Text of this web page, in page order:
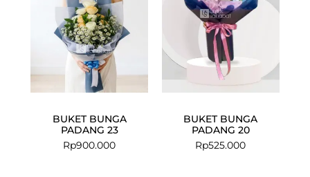
BUKET BUNGA
PADANG 23
Rp900.000
BUKET BUNGA
PADANG 20
Rp525.000